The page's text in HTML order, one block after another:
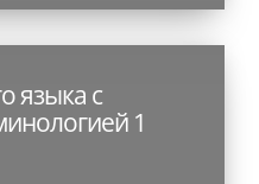
языка с
1